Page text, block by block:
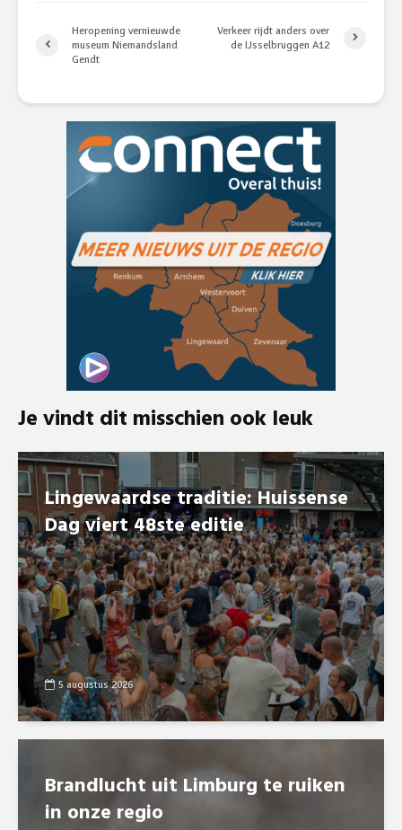
Heropening vernieuwde
museum Niemandsland
Gendt
Verkeer rijdt anders over
de IJsselbruggen A12
Je vindt dit misschien ook leuk
Lingewaardse traditie: Huissense
Dag viert 48ste editie
5 augustus 2026
Brandlucht uit Limburg te ruiken
in onze regio